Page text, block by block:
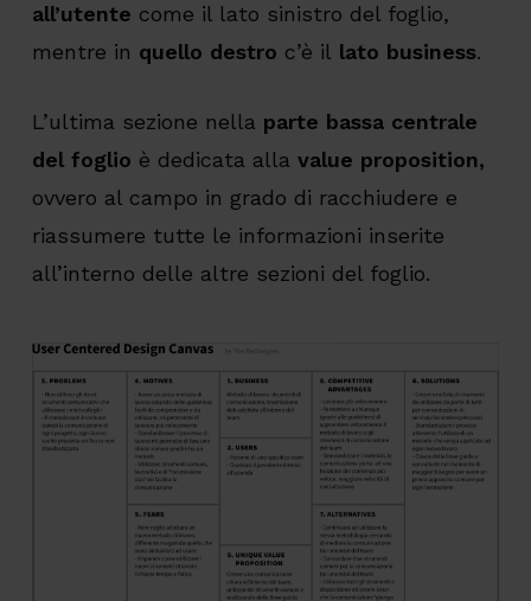
all’utente come il lato sinistro del foglio,
mentre in quello destro c’è il lato business.
L’ultima sezione nella parte bassa centrale
del foglio è dedicata alla value proposition,
ovvero al campo in grado di racchiudere e
riassumere tutte le informazioni inserite
all’interno delle altre sezioni del foglio.